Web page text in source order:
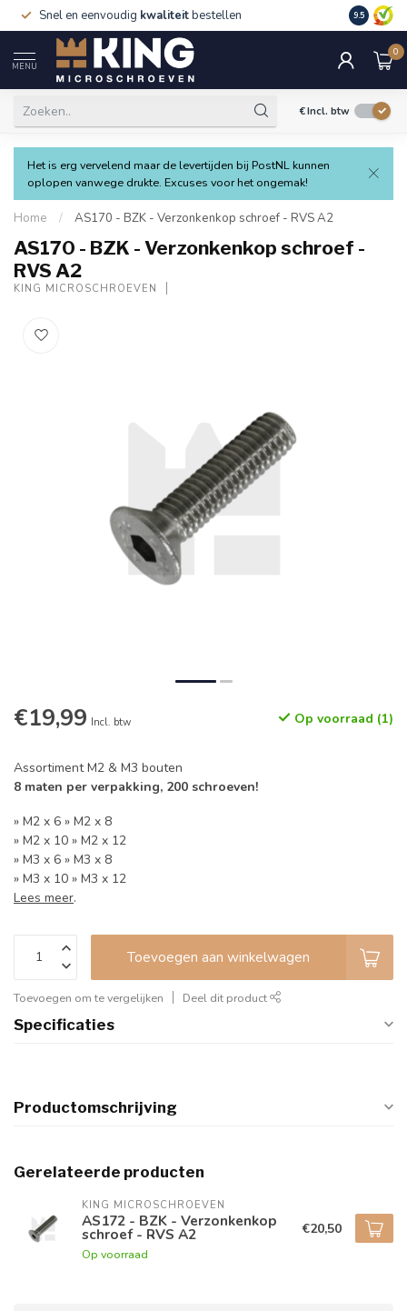
Snel en eenvoudig kwaliteitbestellen 9.5
MENU
0
€Incl. btw
Het is erg vervelend maar de levertijden bij PostNL kunnen
oplopen vanwege drukte. Excuses voor het ongemak!
Home / AS170 - BZK - Verzonkenkop schroef - RVS A2
AS170 - BZK - Verzonkenkop schroef -
RVS A2
KING MICROSCHROEVEN
€19,99 Incl. btw Op voorraad (1)
Assortiment M2 & M3 bouten
8 maten per verpakking, 200 schroeven!
» M2 x 6 » M2 x 8
» M2 x 10 » M2 x 12
» M3 x 6 » M3 x 8
» M3 x 10 » M3 x 12
Lees meer.
Toevoegen aan winkelwagen
Toevoegen om te vergelijken Deel dit product
Specificaties
Productomschrijving
Gerelateerde producten
KING MICROSCHROEVEN
AS172 - BZK - Verzonkenkop
schroef - RVS A2
Op voorraad
€20,50